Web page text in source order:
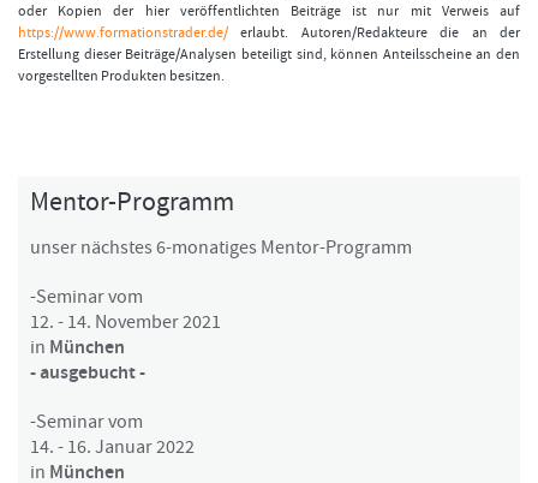
oder Kopien der hier veröffentlichten Beiträge ist nur mit Verweis auf
https://www.formationstrader.de/ erlaubt. Autoren/Redakteure die an der
Erstellung dieser Beiträge/Analysen beteiligt sind, können Anteilsscheine an den
vorgestellten Produkten besitzen.
Mentor-Programm
unser nächstes 6-monatiges Mentor-Programm
-Seminar vom
12. - 14. November 2021
in München
- ausgebucht -
-Seminar vom
14. - 16. Januar 2022
in München